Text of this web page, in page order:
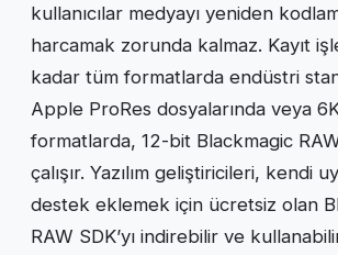
kullanıcılar medyayı yeniden
harcamak zorunda kalmaz. Kayıt
kadar tüm formatlarda endüstri
Apple ProRes dosyalarında veya
formatlarda, 12-bit Blackmagic
çalışır. Yazılım geliştiricileri, kendi
destek eklemek için ücretsiz olan
RAW SDK’yı indirebilir ve